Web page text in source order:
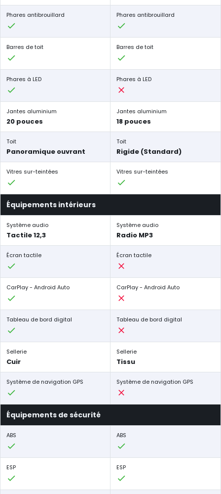
Phares antibrouillard Phares antibrouillard
Barres de toit Barres de toit
Phares à LED Phares à LED
Jantes aluminium
20 pouces
Jantes aluminium
18 pouces
Toit
Panoramique ouvrant
Toit
Rigide (Standard)
Vitres sur-teintées Vitres sur-teintées
Équipements intérieurs
Système audio
Tactile 12,3
Système audio
Radio MP3
Écran tactile Écran tactile
CarPlay - Android Auto CarPlay - Android Auto
Tableau de bord digital Tableau de bord digital
Sellerie
Cuir
Sellerie
Tissu
Système de navigation GPS Système de navigation GPS
Équipements de sécurité
ABS ABS
ESP ESP